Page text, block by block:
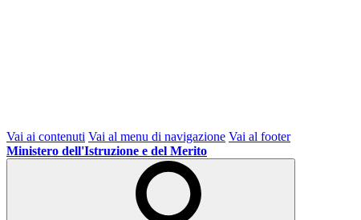
Vai ai contenuti Vai al menu di navigazione Vai al footer
Ministero dell'Istruzione e del Merito